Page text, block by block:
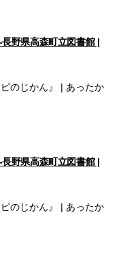
野県高森町立図書館 |
のじかん』 | あったか
野県高森町立図書館 |
のじかん』 | あったか